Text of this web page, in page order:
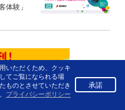
体験」
いただくため、クッキ
てご覧になられる場
ものとさせていただき
プライバシーポリシー
承諾